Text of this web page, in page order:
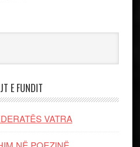
E FUNDIT
VATRA